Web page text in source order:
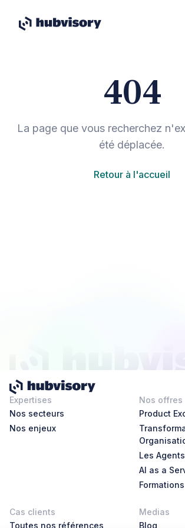
404
La page que vous recherchez
été déplacée.
Retour à l'accueil
Expertises
Nos secteurs
Nos enjeux
Nos offres
Product
Les
AI as a
Formations
Cas clients
Toutes nos références
Medias
Blog